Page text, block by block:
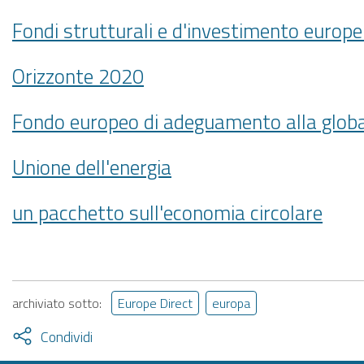
Fondi strutturali e d'investimento
Orizzonte 2020
Fondo europeo di adeguamento alla
Unione dell'energia
un pacchetto sull'economia circolare
archiviato sotto: Europe Direct europa
Condividi
Attiva
condividi